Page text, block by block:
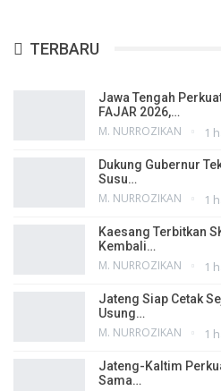
TERBARU
Jawa Tengah
FAJAR 2026,…
M. NURROZIKAN 1
Dukung Gubernur
Susu…
M. NURROZIKAN 1
Kaesang Terbitkan
Kembali…
M. NURROZIKAN 1
Jateng Siap Cetak
Usung…
M. NURROZIKAN 1
Jateng-Kaltim
Sama…